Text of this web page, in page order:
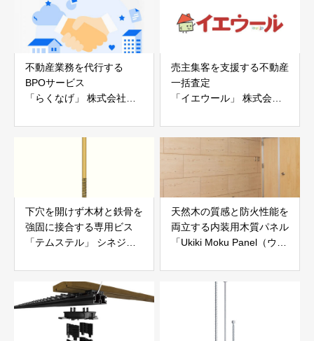
不動産業務を代行する
BPOサービス
「らくなげ」 株式会社い
売主集客を支援する不動産
一括査定
「イエウール」 株式会社
下穴を開けず木材と鉄骨を
強固に接合する専用ビス
「テムステル」 シネジッ
天然木の質感と防火性能を
両立する内装用木質パネル
「Ukiki Moku Panel（ウキ
社サンパテック